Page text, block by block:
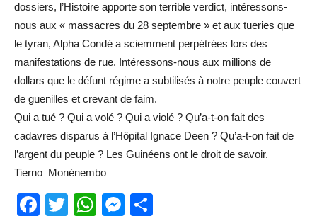
dossiers, l’Histoire apporte son terrible verdict, intéressons-
nous aux « massacres du 28 septembre » et aux tueries que
le tyran, Alpha Condé a sciemment perpétrées lors des
manifestations de rue. Intéressons-nous aux millions de
dollars que le défunt régime a subtilisés à notre peuple couvert
de guenilles et crevant de faim.
Qui a tué ? Qui a volé ? Qui a violé ? Qu’a-t-on fait des
cadavres disparus à l’Hôpital Ignace Deen ? Qu’a-t-on fait de
l’argent du peuple ? Les Guinéens ont le droit de savoir.
Tierno Monénembo
Facebook
TwitterWhatsApp
Messenger